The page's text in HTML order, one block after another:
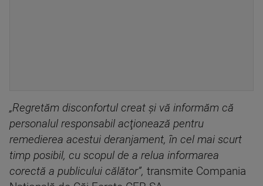
„Regretăm disconfortul creat şi vă informăm că
personalul responsabil acţionează pentru
remedierea acestui deranjament, în cel mai scurt
timp posibil, cu scopul de a relua informarea
corectă a publicului călător”, transmite Compania